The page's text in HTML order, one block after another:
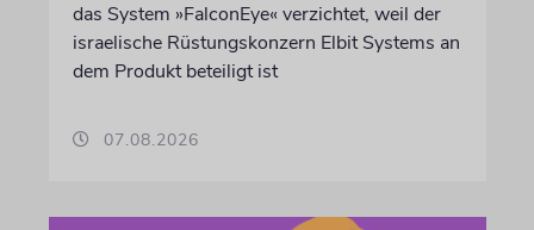
das System »FalconEye« verzichtet, weil der
israelische Rüstungskonzern Elbit Systems an
dem Produkt beteiligt ist
07.08.2026